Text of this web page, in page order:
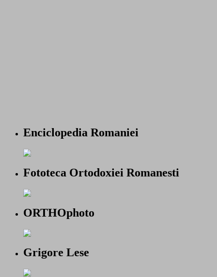
Enciclopedia Romaniei
Fototeca Ortodoxiei Romanesti
ORTHOphoto
Grigore Lese